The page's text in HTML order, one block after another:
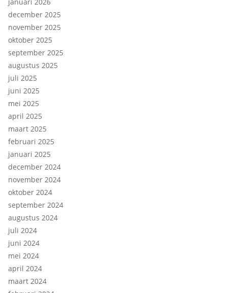
december 2025
november 2025
oktober 2025
september 2025
augustus 2025
juli 2025
juni 2025
mei 2025
april 2025
maart 2025
februari 2025
januari 2025
december 2024
november 2024
oktober 2024
september 2024
augustus 2024
juli 2024
juni 2024
mei 2024
april 2024
maart 2024